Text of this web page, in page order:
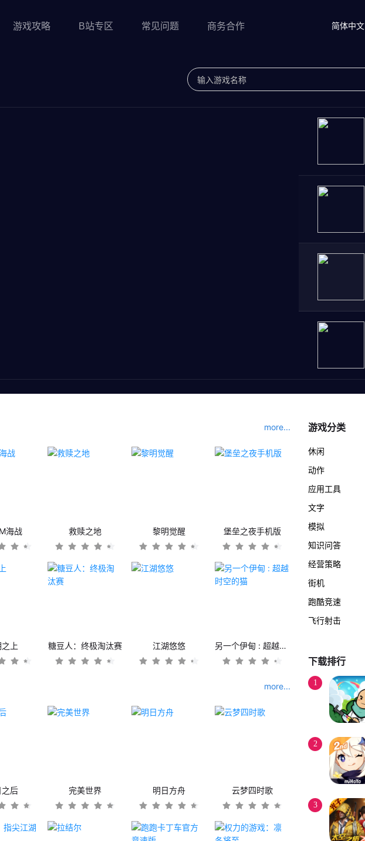
游戏攻略 B站专区 常见问题 商务合作 简体中文
more...
海战 救赎之地 黎明觉醒 堡垒之夜手机版
上 糖豆人：终极淘汰赛 江湖悠悠 另一个伊甸 : 超越时空的猫
more...
后 完美世界 明日方舟 云梦四时歌
游戏分类
休闲
动作
应用工具
文字
模拟
知识问答
经营策略
街机
跑酷竞速
飞行射击
下载排行
1
2
3